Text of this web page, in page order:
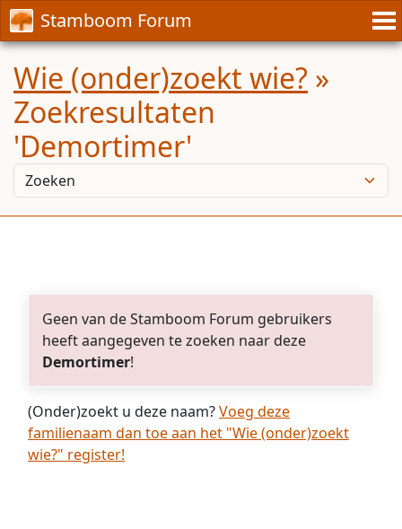
Stamboom Forum
Wie (onder)zoekt wie? »
Zoekresultaten
'Demortimer'
Geen van de Stamboom Forum gebruikers
heeft aangegeven te zoeken naar deze
Demortimer!
(Onder)zoekt u deze naam?Voeg deze
familienaam dan toe aan het "Wie (onder)zoekt
wie?" register!